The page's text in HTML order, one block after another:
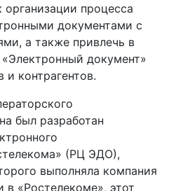
организации процесса
документами с
а также привлечь в
документ»
и контрагентов.
был разработан
(РЦ ЭДО),
выполняла компания
в «Ростелекоме», этот